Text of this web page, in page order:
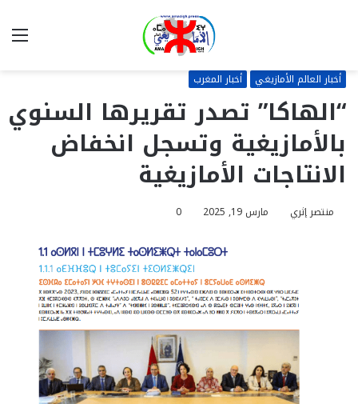
أخبار العالم الأمازيغي أخبار المغرب
“الهاكا” تصدر تقريرها السنوي
بالأمازيغية وتسجل انخفاض
الانتاجات الأمازيغية
منتصر إثري مارس 19, 2025 0